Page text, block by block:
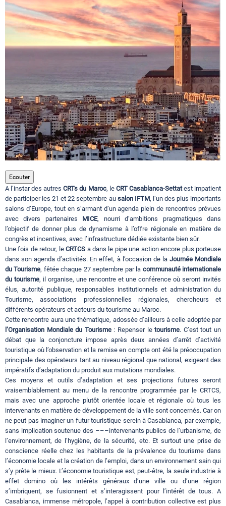
Circuits touristiques
Tourisme
Régions
Hotels
Evenements
Contact
Ecouter
A l’instar des autresCRTs du Maroc, le CRT Casablanca-Settatest impatient
de participer les 21 et 22 septembre au salon IFTM, l’un des plus importants
salons d’Europe, tout en s’armant d’un agenda plein de rencontres prévues
avec divers partenaires MICE, nourri d’ambitions pragmatiques dans
l’objectif de donner plus de dynamisme à l’offre régionale en matière de
congrès et incentives, avec l’infrastructure dédiée existante bien sûr.
Une fois de retour, leCRTCS a dans le pipe une action encore plus porteuse
dans son agenda d’activités. En effet, à l’occasion de la Journée Mondiale
du Tourisme, fêtée chaque 27 septembre par la communauté internationale
du tourisme, il organise, une rencontre et une conférence où seront invités
élus, autorité publique, responsables institutionnels et administration du
Tourisme, associations professionnelles régionales, chercheurs et
différents opérateurs et acteurs du tourisme au Maroc.
Cette rencontre aura une thématique, adossée d’ailleurs à celle adoptée par
l’Organisation Mondiale du Tourisme: Repenser letourisme. C’est tout un
débat que la conjoncture impose après deux années d’arrêt d’activité
touristique où l’observation et la remise en compte ont été la préoccupation
principale des opérateurs tant au niveau régional que national, exigeant des
impératifs d’adaptation du produit aux mutations mondiales.
Ces moyens et outils d’adaptation et ses projections futures seront
vraisemblablement au menu de la rencontre programmée par le CRTCS,
mais avec une approche plutôt orientée locale et régionale où tous les
intervenants en matière de développement de la ville sont concernés. Car on
ne peut pas imaginer un futur touristique serein à Casablanca, par exemple,
sans implication soutenue des –––intervenants publics de l’urbanisme, de
l’environnement, de l’hygiène, de la sécurité, etc. Et surtout une prise de
conscience réelle chez les habitants de la prévalence du tourisme dans
l’économie locale et la création de l’emploi, dans un environnement sain qui
s’y prête le mieux. L’économie touristique est, peut-être, la seule industrie à
effet domino où les intérêts généraux d’une ville ou d’une région
s’imbriquent, se fusionnent et s’interagissent pour l’intérêt de tous. A
Casablanca, immense métropole, l’appel à contribution collective est plus